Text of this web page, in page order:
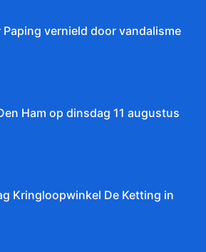
Paping vernield door vandalisme
Ham op dinsdag 11 augustus
Kringloopwinkel De Ketting in